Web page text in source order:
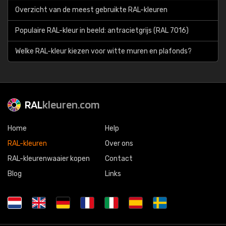
Overzicht van de meest gebruikte RAL-kleuren
Populaire RAL-kleur in beeld: antracietgrijs (RAL 7016)
Welke RAL-kleur kiezen voor witte muren en plafonds?
RALkleuren.com
Home
RAL-kleuren
RAL-kleurenwaaier kopen
Blog
Help
Over ons
Contact
Links